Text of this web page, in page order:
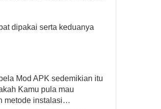
dipakai serta keduanya
Mod APK sedemikian itu
Kamu pula mau
metode instalasi…